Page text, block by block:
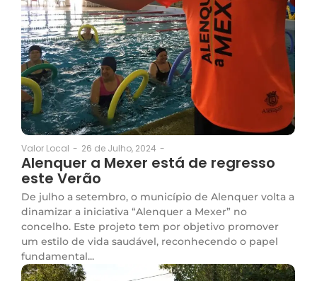
Valor Local - 26 de Julho, 2024 -
Alenquer a Mexer está de regresso
este Verão
De julho a setembro, o município de Alenquer volta a
dinamizar a iniciativa “Alenquer a Mexer” no
concelho. Este projeto tem por objetivo promover
um estilo de vida saudável, reconhecendo o papel
fundamental...